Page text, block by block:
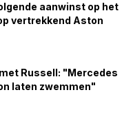
aanwinst op het
vertrekkend Aston
Russell: "Mercedes
laten zwemmen"